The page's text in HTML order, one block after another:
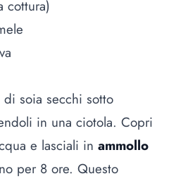
cottura)
di soia secchi sotto
in una ciotola. Copri
e lasciali in ammollo
per 8 ore. Questo